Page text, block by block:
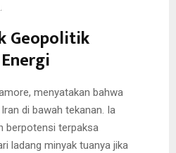
Geopolitik
menyatakan bahwa
di bawah tekanan. Ia
berpotensi terpaksa
ladang minyak tuanya jika